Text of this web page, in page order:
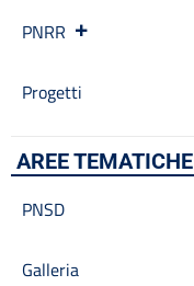
PNRR
Progetti
AREE TEMATICHE
PNSD
Galleria